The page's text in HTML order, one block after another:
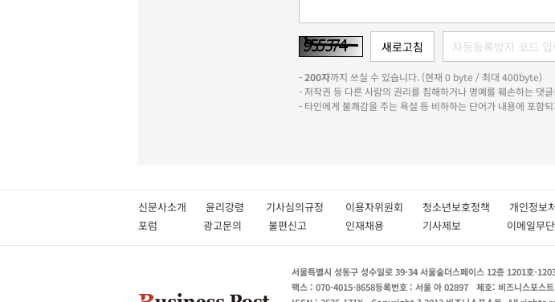
-200자까지 쓰실 수 있습니다. (현재 0 byte / 최대 400byte)
- 저작권 등 다른 사람의 권리를 침해하거나 명예를 훼손하는 댓
- 타인에게 불쾌감을 주는 욕설 등 비하하는 단어가 내용에 포함
신문사소개 윤리강령 기사심의규정 이용자위원회 청소년보호정책 개인정
포럼
광고문의 불편신고 인재채용 기사제보 이메일무
서울특별시 성동구 성수일로 39-34 서울숲더스페이스 12층 1201호-
팩스 : 070-4015-8658등록번호 : 서울 아 02897 제호: 비즈니스포스트